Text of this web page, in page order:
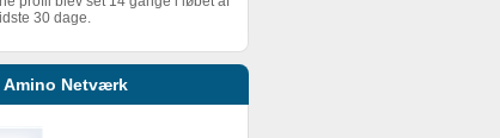
30 dage.
Amino Netværk